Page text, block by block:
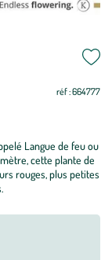
réf : 664777
Langue de feu ou
cette plante de
rouges, plus petites